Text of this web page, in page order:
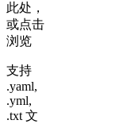
此处，
或点击
浏览
支持
.yaml,
.yml,
.txt 文